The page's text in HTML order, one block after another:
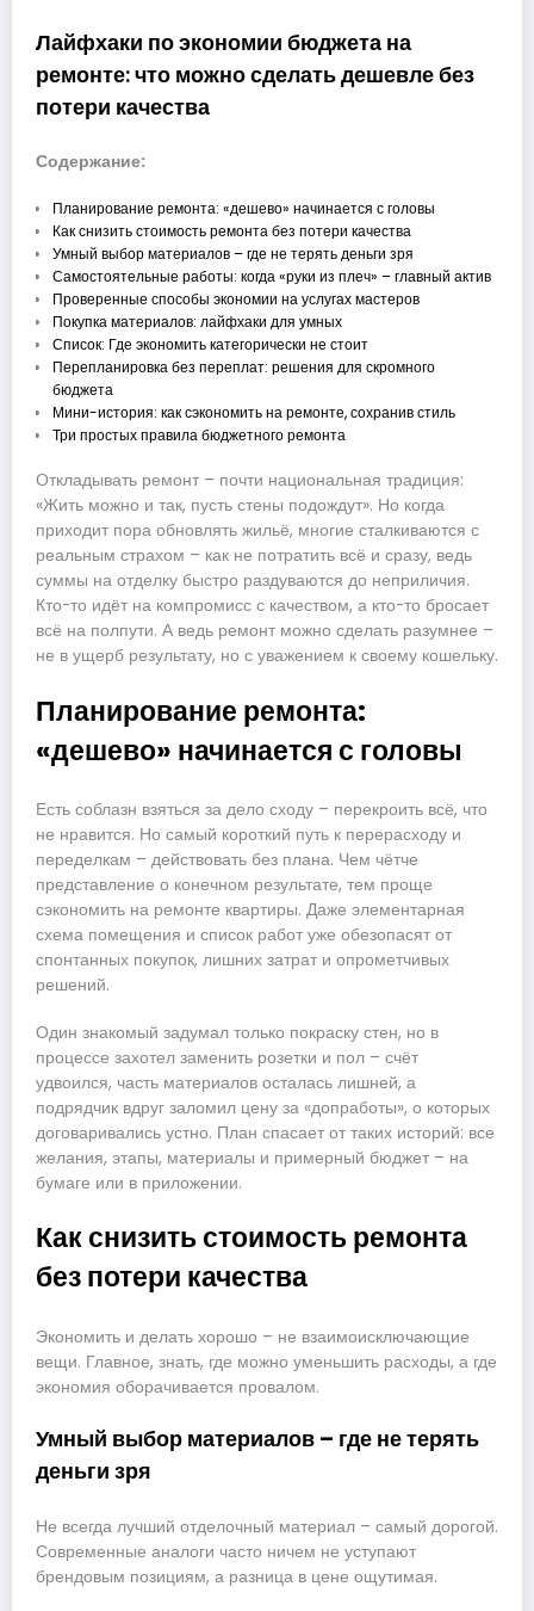
Лайфхаки по экономии бюджета на
ремонте: что можно сделать дешевле без
потери качества
Содержание:
Планирование ремонта: «дешево» начинается с головы
Как снизить стоимость ремонта без потери качества
Умный выбор материалов – где не терять деньги зря
Самостоятельные работы: когда «руки из плеч» – главный актив
Проверенные способы экономии на услугах мастеров
Покупка материалов: лайфхаки для умных
Список: Где экономить категорически не стоит
Перепланировка без переплат: решения для скромного
бюджета
Мини-история: как сэкономить на ремонте, сохранив стиль
Три простых правила бюджетного ремонта
Откладывать ремонт – почти национальная традиция:
«Жить можно и так, пусть стены подождут». Но когда
приходит пора обновлять жильё, многие сталкиваются с
реальным страхом – как не потратить всё и сразу, ведь
суммы на отделку быстро раздуваются до неприличия.
Кто-то идёт на компромисс с качеством, а кто-то бросает
всё на полпути. А ведь ремонт можно сделать разумнее –
не в ущерб результату, но с уважением к своему кошельку.
Планирование ремонта:
«дешево» начинается с головы
Есть соблазн взяться за дело сходу – перекроить всё, что
не нравится. Но самый короткий путь к перерасходу и
переделкам – действовать без плана. Чем чётче
представление о конечном результате, тем проще
сэкономить на ремонте квартиры. Даже элементарная
схема помещения и список работ уже обезопасят от
спонтанных покупок, лишних затрат и опрометчивых
решений.
Один знакомый задумал только покраску стен, но в
процессе захотел заменить розетки и пол – счёт
удвоился, часть материалов осталась лишней, а
подрядчик вдруг заломил цену за «допработы», о которых
договаривались устно. План спасает от таких историй: все
желания, этапы, материалы и примерный бюджет – на
бумаге или в приложении.
Как снизить стоимость ремонта
без потери качества
Экономить и делать хорошо – не взаимоисключающие
вещи. Главное, знать, где можно уменьшить расходы, а где
экономия оборачивается провалом.
Умный выбор материалов – где не терять
деньги зря
Не всегда лучший отделочный материал – самый дорогой.
Современные аналоги часто ничем не уступают
брендовым позициям, а разница в цене ощутимая.